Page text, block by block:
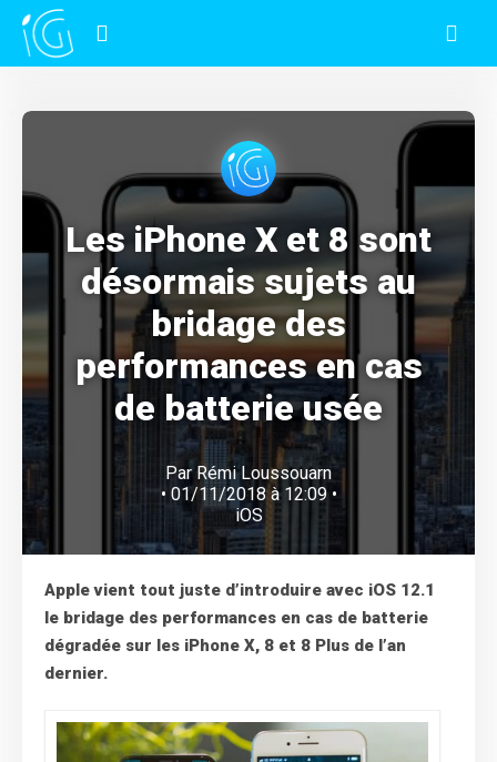
Les iPhone X et 8 sont
désormais sujets au
bridage des
performances en cas
de batterie usée
Par Rémi Loussouarn
• 01/11/2018 à 12:09 •
iOS
Apple vient tout juste d’introduire avec iOS 12.1
le bridage des performances en cas de batterie
dégradée sur les iPhone X, 8 et 8 Plus de l’an
dernier.